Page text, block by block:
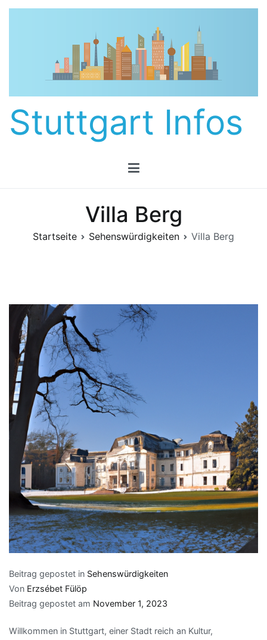
Zum
Stuttgart Infos
Villa Berg
Startseite Sehenswürdigkeiten Villa Berg
Beitrag gepostet in Sehenswürdigkeiten
Von Erzsébet Fülöp
Beitrag gepostet am November 1, 2023
Willkommen in Stuttgart, einer Stadt reich an Kultur,